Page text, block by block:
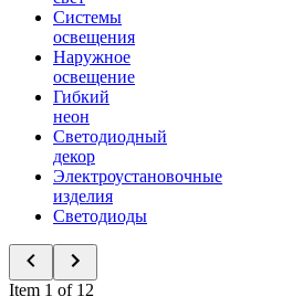
Системы
освещения
Наружное
освещение
Гибкий
неон
Светодиодный
декор
Электроустановочные
изделия
Светодиоды
Item 1 of 12